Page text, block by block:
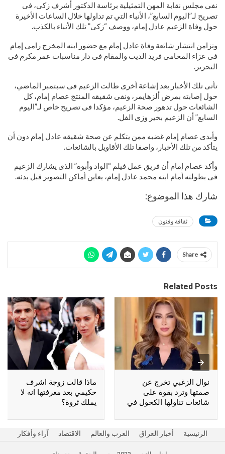
نفى مجلس نقابة المهن التمثيلية برئاسة الدكتور أشرف زكى، فى
تصريح لـ”اليوم السابع”، الأنباء التي تم تداولها خلال الساعات الأخيرة
حول وفاة الزعيم عادل إمام، ووصف “زكى” تلك الأنباء بالكذب.
وتزامن انتشار شائعة وفاة عادل إمام مع حضور ابنه المخرج رامى إمام
فى عزاء المحامى فريد الديب والمقام فى دار مناسبات عمر مكرم فى
التحرير.
تأتى تلك الأخبار بعد إشاعة أخرى طالت الزعيم فى سبتمبر الماضي،
حول إصابته بمرض ألزهايمر، ونفى شقيقه المنتج عصام إمام، كل
الشائعات حول تدهور صحة الزعيم، مؤكدا فى تصريح خاص لـ”اليوم
السابع” أن الزعيم بخير وزى الفل.
وأبدى عصام إمام غضبه ممن يتكلم عن صحة شقيقه عادل إمام دون أن
يتأكد من تلك الأخبار، واصفا تلك الأقاويل بالشائعات.
وأكد عصام إمام أن فريق عمل فيلم “الواد وأبوه” الذى يشارك الزعيم
فى بطولته أمام ابنه محمد عادل إمام، يعاين أماكن التصوير قبل بدئه.
شارك هذا الموضوع:
ثقافة وفنون
Share
Related Posts
نوال الزغبي تخرج عن
صمتها وترد بقوة على
شائعات تناولها الكحول في
شهر رمضان
ماذا قالت زوجة اشرف
حكيمي بعد معرفتها انه لا
يملك ثروة؟
الرئيسية أخبار العراق العرب والعالم الاقتصاد آراء وأفكار